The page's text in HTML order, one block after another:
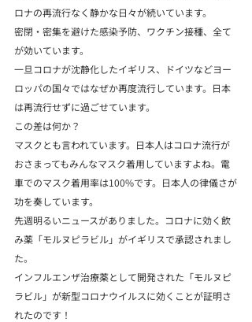
ロナの再流行なく静かな日々が続いています。
密閉・密集を避けた感染予防、ワクチン接種、全て
が効いています。
一旦コロナが沈静化したイギリス、ドイツなどヨー
ロッパの国々ではなぜか再度流行しています。日本
は再流行せずに過ごせています。
この差は何か？
マスクとも言われています。日本人はコロナ流行が
おさまってもみんなマスク着用していますよね。電
車でのマスク着用率は100%です。日本人の律儀さが
功を奏しています。
先週明るいニュースがありました。コロナに効く飲
み薬「モルヌピラビル」がイギリスで承認されまし
た。
インフルエンザ治療薬として開発された「モルヌピ
ラビル」が新型コロナウイルスに効くことが証明さ
れたのです！